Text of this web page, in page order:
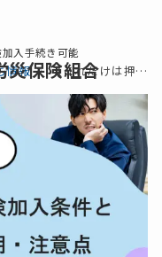
入手続き可能
災保険組合
情報 【これだけは押さえたい】一人親方の労災保険加入条件と注意点